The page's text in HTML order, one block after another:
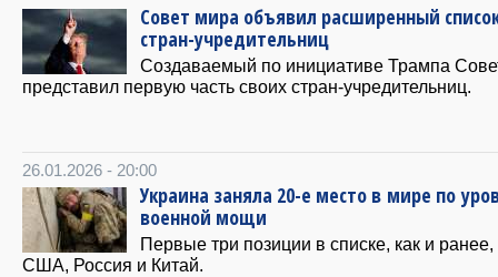
Совет мира объявил расширенный
стран-учредительниц
Создаваемый по инициативе Трампа
представил первую часть своих стран-учредительниц.
26.01.2026 - 20:00
Украина заняла 20-е место в мире по
военной мощи
Первые три позиции в списке, как и ранее,
США, Россия и Китай.